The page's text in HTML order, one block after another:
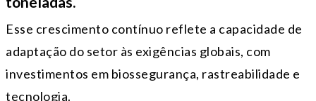
Esse crescimento contínuo reflete a capacidade de
adaptação do setor às exigências globais, com
investimentos em biossegurança, rastreabilidade e
tecnologia.